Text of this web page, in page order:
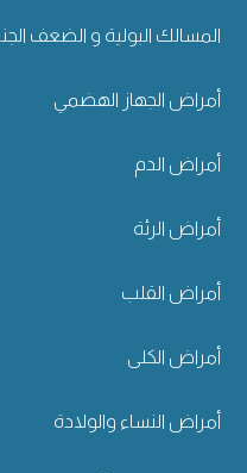
المسالك البولية و الضعف
أمراض الجهاز الهضمي
أمراض الدم
أمراض الرئة
أمراض القلب
أمراض الكلى
أمراض النساء والولادة